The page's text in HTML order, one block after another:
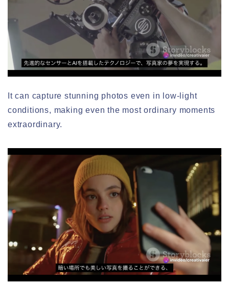
It can capture stunning photos even in low-light
conditions, making even the most ordinary moments
extraordinary.